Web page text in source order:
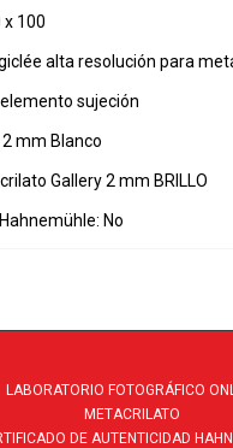
x 100
alta resolución para
sujeción
mm Blanco
Gallery 2 mm BRILLO
No
LABORATORIO FOTOGRÁFICO
METACRILATO
DE AUTENTICIDAD